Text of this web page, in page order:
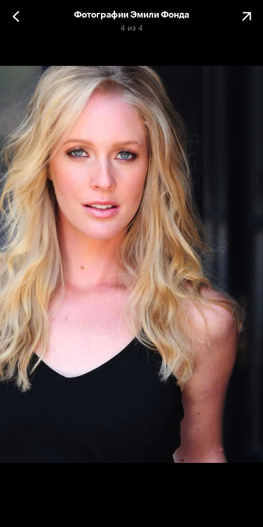
Фотографии Эмили Фонда
4 из 4